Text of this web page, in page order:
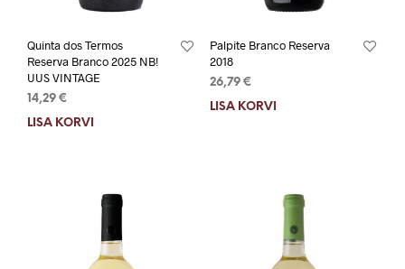
Quinta dos Termos
Reserva Branco 2025 NB!
UUS VINTAGE
14,29 €
LISA KORVI
Palpite Branco Reserva
2018
26,79 €
LISA KORVI